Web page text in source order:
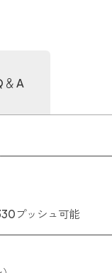
＆A
プッシュ可能